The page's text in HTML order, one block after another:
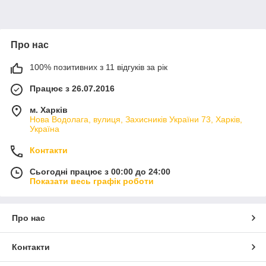
Про нас
100% позитивних з 11 відгуків за рік
Працює з 26.07.2016
м. Харків
Нова Водолага, вулиця, Захисників України 73, Харків,
Україна
Контакти
Сьогодні працює з 00:00 до 24:00
Показати весь графік роботи
Про нас
Контакти